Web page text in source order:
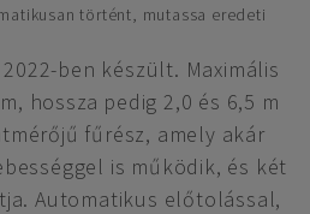
történt, mutassa eredeti
2022-ben készült. Maximális
hossza pedig 2,0 és 6,5 m
fűrész, amely akár
is működik, és két
Automatikus előtolással,